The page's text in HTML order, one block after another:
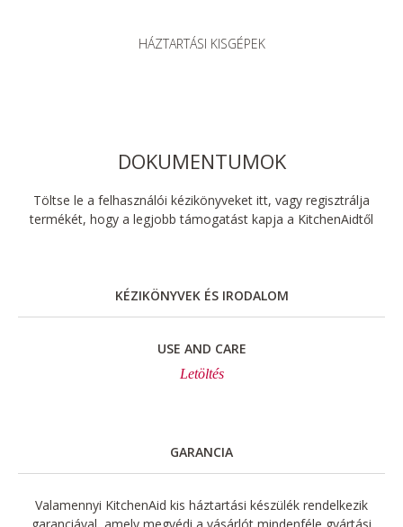
HÁZTARTÁSI KISGÉPEK
DOKUMENTUMOK
Töltse le a felhasználói kézikönyveket itt, vagy regisztrálja
termékét, hogy a legjobb támogatást kapja a KitchenAidtől
KÉZIKÖNYVEK ÉS IRODALOM
USE AND CARE
Letöltés
GARANCIA
Valamennyi KitchenAid kis háztartási készülék rendelkezik
garanciával, amely megvédi a vásárlót mindenféle gyártási